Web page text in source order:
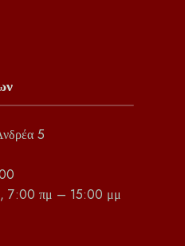
5
7:00 πμ – 15:00 μμ